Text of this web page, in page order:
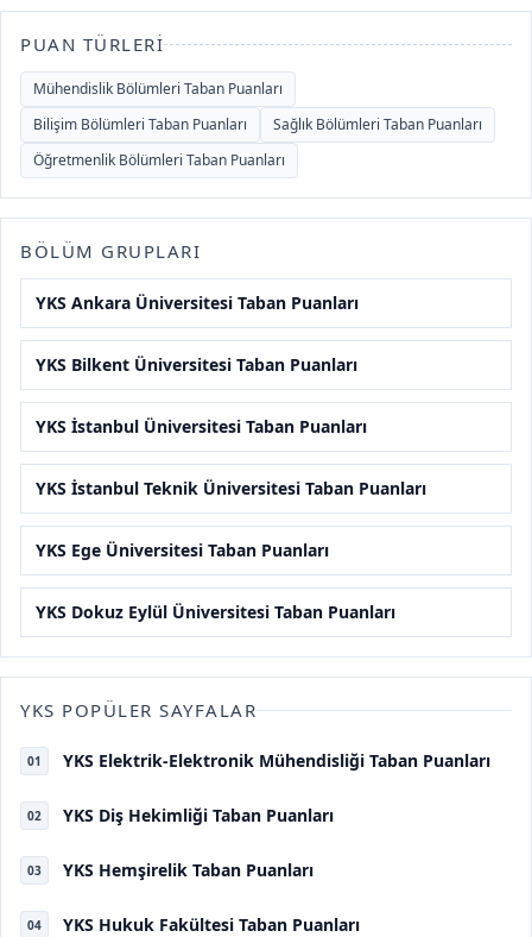
PUAN TÜRLERI
Mühendislik Bölümleri Taban Puanları
Bilişim Bölümleri Taban Puanları
Sağlık Bölümleri Taban Puanları
Öğretmenlik Bölümleri Taban Puanları
BÖLÜM GRUPLARI
YKS Ankara Üniversitesi Taban Puanları
YKS Bilkent Üniversitesi Taban Puanları
YKS İstanbul Üniversitesi Taban Puanları
YKS İstanbul Teknik Üniversitesi Taban Puanları
YKS Ege Üniversitesi Taban Puanları
YKS Dokuz Eylül Üniversitesi Taban Puanları
YKS POPÜLER SAYFALAR
01 YKS Elektrik-Elektronik Mühendisliği Taban Puanları
02 YKS Diş Hekimliği Taban Puanları
03 YKS Hemşirelik Taban Puanları
04 YKS Hukuk Fakültesi Taban Puanları